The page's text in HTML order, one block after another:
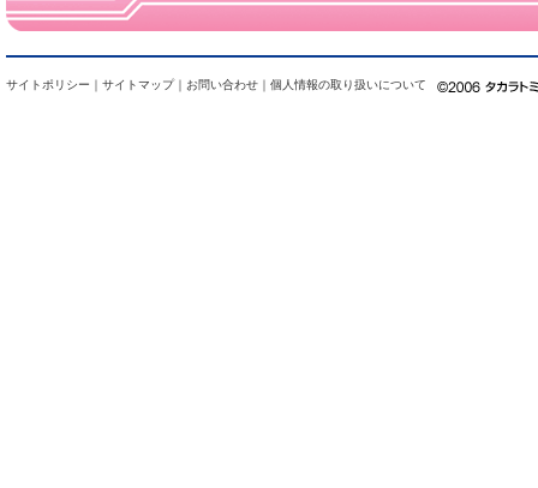
サイトポリシー ｜ サイトマップ｜ お問い合わせ ｜ 個人情報の取り扱いについて